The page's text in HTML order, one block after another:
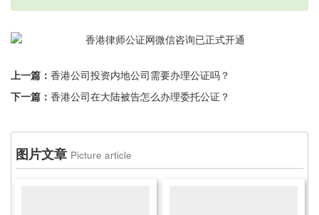
上一篇： 香港公司投资内地公司需要办理公证吗？
下一篇： 香港公司在大陆被告怎么办理委托公证？
图片文章 Picture article